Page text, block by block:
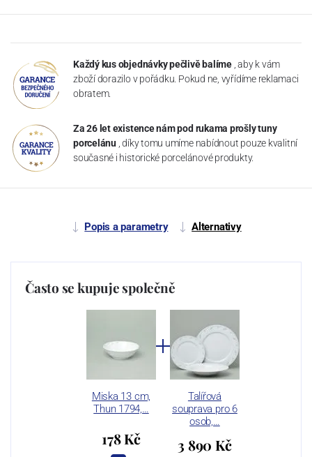
Každý kus objednávky pečlivě balíme , aby k vám
zboží dorazilo v pořádku. Pokud ne, vyřídíme reklamaci
obratem.
Za 26 let existence nám pod rukama prošly tuny
porcelánu , díky tomu umíme nabídnout pouze kvalitní
současné i historické porcelánové produkty.
Popis a parametry Alternativy
Často se kupuje společně
Miska 13 cm,
Thun 1794,…
178 Kč
Talířová
souprava pro 6
osob,…
3 890 Kč